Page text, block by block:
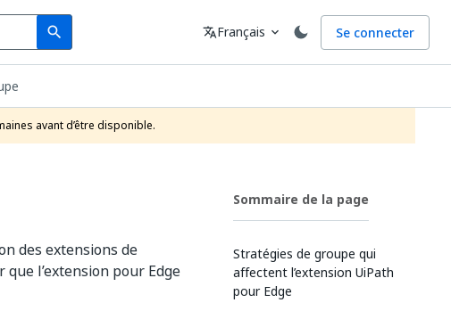
search
Search Langue
translateFrançais expand_more Se connecter
avant d’être disponible.
des extensions de
l’extension pour Edge
Sommaire de la page
Stratégies de groupe qui
affectent l’extension UiPath
pour Edge